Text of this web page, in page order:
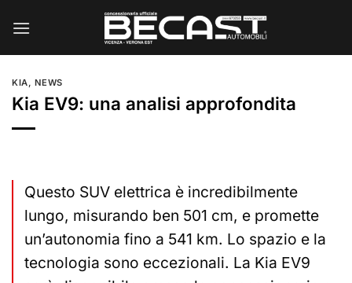
KIA, NEWS
Kia EV9: una analisi approfondita
Questo SUV elettrica è incredibilmente
lungo, misurando ben 501 cm, e promette
un’autonomia fino a 541 km. Lo spazio e la
tecnologia sono eccezionali. La Kia EV9